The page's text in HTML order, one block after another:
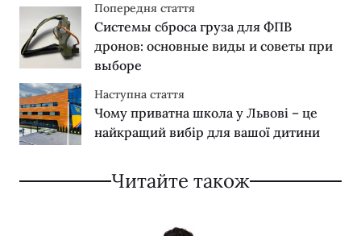
Попередня стаття
Системы сброса груза для ФПВ
дронов: основные виды и советы при
выборе
Наступна стаття
Чому приватна школа у Львові – це
найкращий вибір для вашої дитини
Читайте також